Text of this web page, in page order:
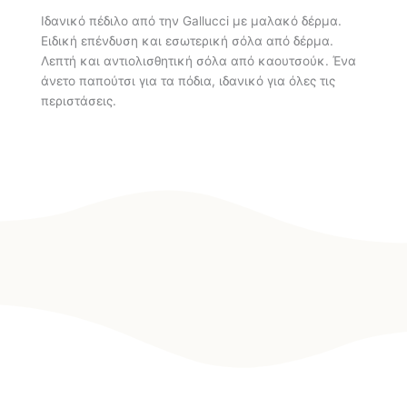
Ιδανικό πέδιλο από την Gallucci με μαλακό δέρμα.
Ειδική επένδυση και εσωτερική σόλα από δέρμα.
Λεπτή και αντιολισθητική σόλα από καουτσούκ. Ένα
άνετο παπούτσι για τα πόδια, ιδανικό για όλες τις
περιστάσεις.